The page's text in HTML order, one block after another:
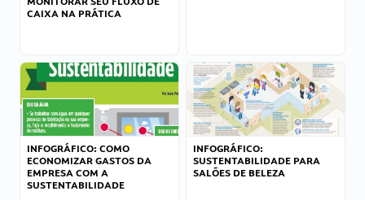
CAIXA NA PRÁTICA
INFOGRÁFICO: COMO
ECONOMIZAR GASTOS DA
EMPRESA COM A
SUSTENTABILIDADE
INFOGRÁFICO:
SUSTENTABILIDADE PARA
SALÕES DE BELEZA